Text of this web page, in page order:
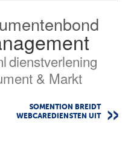
dienstverlening
& Markt
SOMENTION BREIDT
WEBCAREDIENSTEN UIT